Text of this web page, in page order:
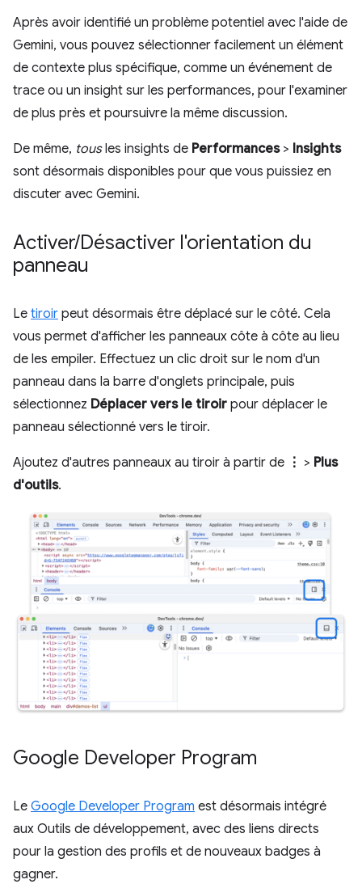
Après avoir identifié un problème potentiel avec l'aide de
Gemini, vous pouvez sélectionner facilement un élément
de contexte plus spécifique, comme un événement de
trace ou un insight sur les performances, pour l'examiner
de plus près et poursuivre la même discussion.
De même, tousles insights de Performances> Insights
sont désormais disponibles pour que vous puissiez en
discuter avec Gemini.
Activer/Désactiver l'orientation du
panneau
Le tiroir peut désormais être déplacé sur le côté. Cela
vous permet d'afficher les panneaux côte à côte au lieu
de les empiler. Effectuez un clic droit sur le nom d'un
panneau dans la barre d'onglets principale, puis
sélectionnez Déplacer vers le tiroir pour déplacer le
panneau sélectionné vers le tiroir.
Ajoutez d'autres panneaux au tiroir à partir de ⋮ > Plus
d'outils.
Google Developer Program
Le Google Developer Program est désormais intégré
aux Outils de développement, avec des liens directs
pour la gestion des profils et de nouveaux badges à
gagner.